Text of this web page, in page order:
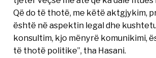
Që do të thotë, me këtë aktgjykim,
është në aspektin legal dhe
konsultim, kjo mënyrë komunikimi,
të thotë politike”, tha Hasani.